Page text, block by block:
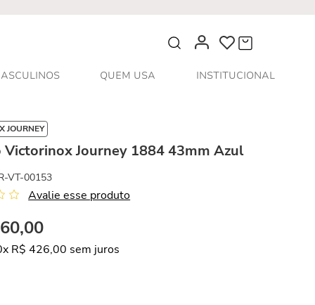
O que você procura?
QUEM USA
INSTITUCIONAL
JOURNEY
Victorinox Journey 1884 43mm Azul
VT-00153
Avalie esse produto
,00
x R$ 426,00 sem juros